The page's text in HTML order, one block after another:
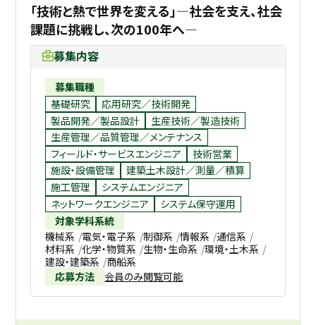
「技術と熱で世界を変える」―社会を支え、社会
課題に挑戦し、次の100年へ―
募集内容
募集職種
基礎研究
応用研究／技術開発
製品開発／製品設計
生産技術／製造技術
生産管理／品質管理／メンテナンス
フィールド・サービスエンジニア
技術営業
施設・設備管理
建築土木設計／測量／積算
施工管理
システムエンジニア
ネットワークエンジニア
システム保守運用
対象学科系統
機械系 電気・電子系 制御系 情報系 通信系
材料系 化学・物質系 生物・生命系 環境・土木系
建設・建築系 商船系
応募方法
会員のみ閲覧可能